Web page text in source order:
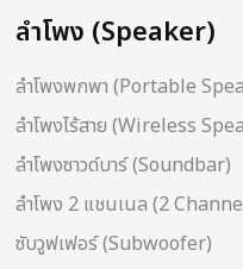
ลำโพง (Speaker)
ลำโพงพกพา (Portable
ลำโพงไร้สาย (Wireless
ลำโพงซาวด์บาร์ (Soundbar)
ลำโพง 2 แชนเนล (2
ซับวูฟเฟอร์ (Subwoofer)